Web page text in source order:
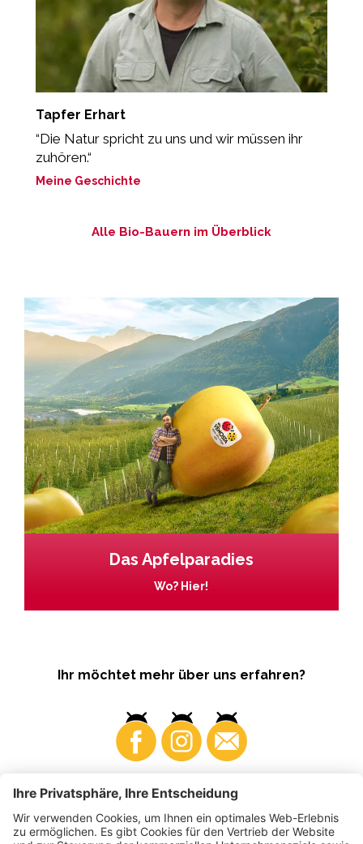
Tapfer Erhart
“Die Natur spricht zu uns und wir müssen ihr
zuhören.“
Meine Geschichte
Alle Bio-Bauern im Überblick
Das Apfelparadies
Wo? Hier!
Ihr möchtet mehr über uns erfahren?
Business Produzenten